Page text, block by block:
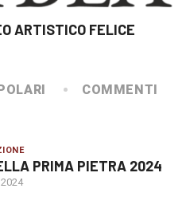
ARTISTICO FELICE
COMMENTI
PRIMA PIETRA 2024